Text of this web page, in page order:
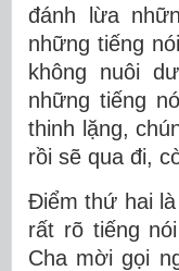
đánh lừa
những tiếng
không nuôi
những tiếng
thinh lặng,
rồi sẽ qua đi,
Điểm thứ hai
rất rõ tiếng
Cha mời gọi